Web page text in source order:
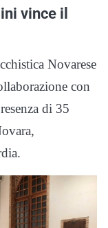
vince il
Novarese
con
di 35